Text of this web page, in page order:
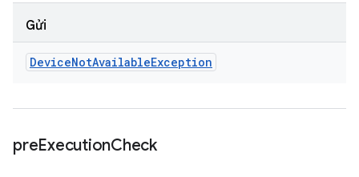
Gửi
DeviceNotAvailableException
preExecutionCheck